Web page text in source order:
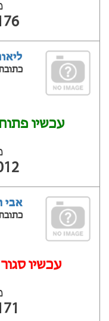
עכשיו
אבי
‫עכשיו סגור